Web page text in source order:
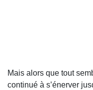
Mais alors que tout
continué à s’énerver